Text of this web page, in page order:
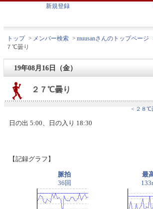
新規登録
トップ > メンバー検索 > muusanさんのトップページ
７℃曇り
19年08月16日（金）
２７℃曇り
< ２８℃
日の出 5:00、日の入り 18:30
【記録グラフ】
脈拍
36回
最